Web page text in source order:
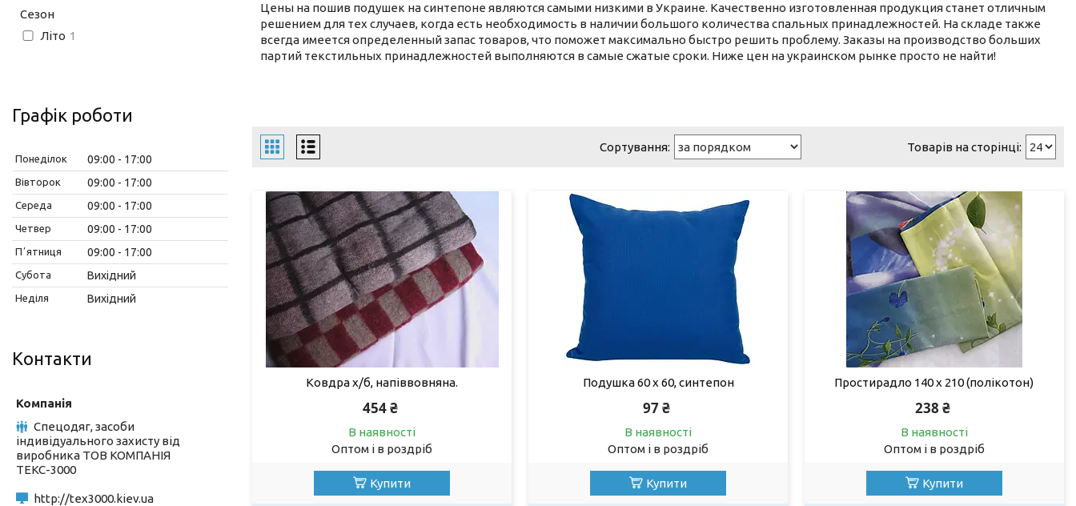
Цены на пошив подушек на синтепоне являются самыми низкими в Украине. Качественно изготовленная продукция станет отличным
решением для тех случаев, когда есть необходимость в наличии большого количества спальных принадлежностей. На складе также
всегда имеется определенный запас товаров, что поможет максимально быстро решить проблему. Заказы на производство больших
партий текстильных принадлежностей выполняются в самые сжатые сроки. Ниже цен на украинском рынке просто не найти!
Ковдра х/б, напіввовняна.
454 ₴
В наявності
Оптом і в роздріб
Купити
Подушка 60 х 60, синтепон
97 ₴
В наявності
Оптом і в роздріб
Купити
Простирадло 140 х 210 (полікотон)
238 ₴
В наявності
Оптом і в роздріб
Купити
Сезон
Літо 1
Графік роботи
Понеділок 09:00 17:00
Вівторок 09:00 17:00
Середа 09:00 17:00
Четвер 09:00 17:00
Пʼятниця 09:00 17:00
Субота Вихідний
Неділя Вихідний
Контакти
Спецодяг, засоби
індивідуального захисту від
виробника ТОВ КОМПАНІЯ
ТЕКС-3000
http://tex3000.kiev.ua